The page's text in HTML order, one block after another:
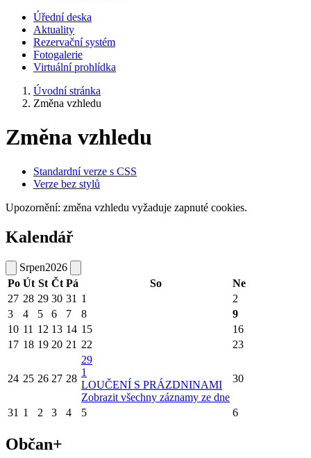
Úřední deska
Aktuality
Rezervační systém
Fotogalerie
Virtuální prohlídka
Úvodní stránka
Změna vzhledu
Změna vzhledu
Standardní verze s CSS
Verze bez stylů
Upozornění: změna vzhledu vyžaduje zapnuté cookies.
Kalendář
Srpen2026
Po Út St Čt Pá So
Ne
27 28 29 30 31 1
2
3
4 5 6 7 8
9
10 11 12 13 14 15
16
17 18 19 20 21 22 23
24 25 26 27 28
29
1
LOUČENÍ S PRÁZDNINAMI
Zobrazit všechny záznamy ze dne
30
31 1 2 3 4 5 6
Občan+